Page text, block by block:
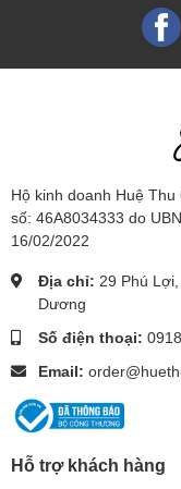
Hộ kinh doanh Huệ
số: 46A8034333 do
16/02/2022
Địa chỉ: 29 Phú
Dương
Số điện thoại:
Email:
Hỗ trợ khách hàng